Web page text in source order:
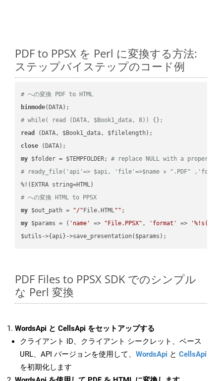
PDF to PPSX を Perl に変換する方法:
ステップバイステップのコード例
# への変換 PDF to HTML
binmode
# while( read (DATA, $Book1_data, 8)) {};
read
close
my $folder = $TEMPFOLDER; # replace NULL with a proper
# ready_file('api'=> $api, 'file'=>$name + ".PDF"
# への変換 HTML to PPSX
my $out_path = "/" File.HTML""
my $params = ( 'name' => "File.PPSX" , 'format' =>
PDF Files to PPSX SDK でのシンプル
な Perl 変換
WordsApi と CellsApi をセットアップする
クライアント ID、クライアント シークレット、ベース
URL、API バージョンを使用して、 WordsApi と CellsApi
を初期化します